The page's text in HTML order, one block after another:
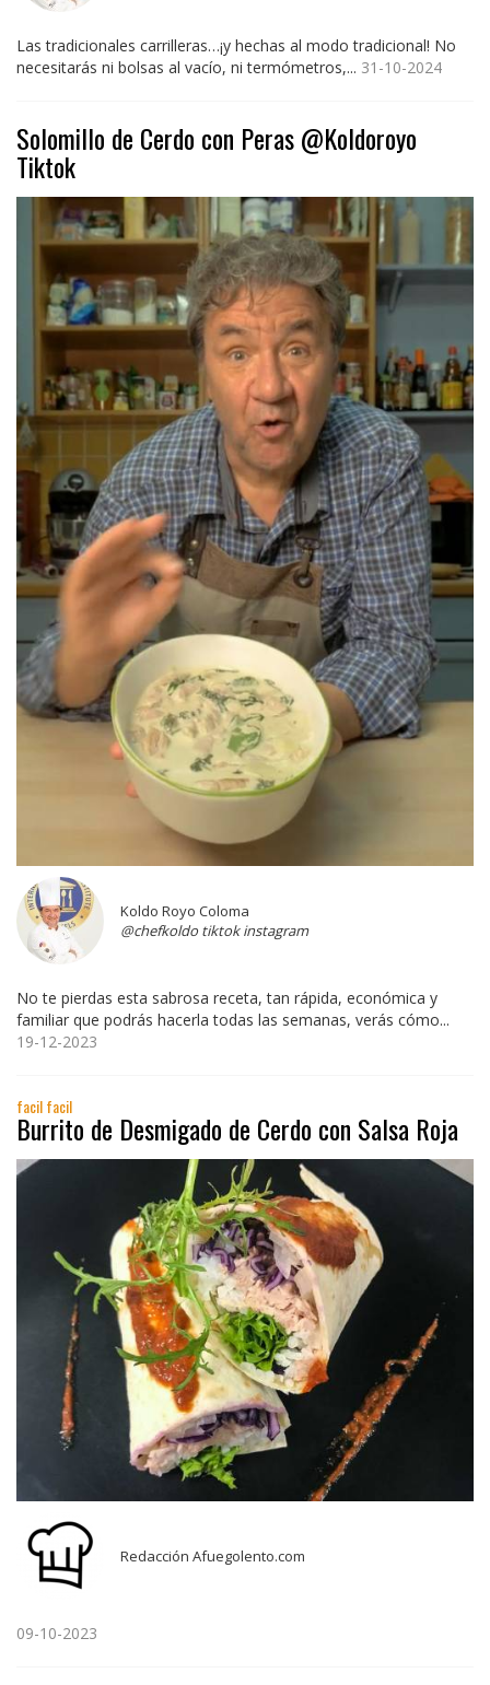
Las tradicionales carrilleras…¡y hechas al modo tradicional! No
necesitarás ni bolsas al vacío, ni termómetros,... 31-10-2024
Solomillo de Cerdo con Peras @Koldoroyo
Tiktok
Koldo Royo Coloma
@chefkoldo tiktok instagram
No te pierdas esta sabrosa receta, tan rápida, económica y
familiar que podrás hacerla todas las semanas, verás cómo...
19-12-2023
facil facil
Burrito de Desmigado de Cerdo con Salsa Roja
Redacción Afuegolento.com
09-10-2023